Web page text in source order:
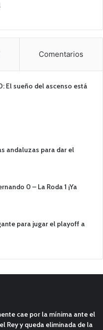
Comentarios
El sueño del ascenso está
andaluzas para dar el
0 – La Roda 1 ¡Ya
para jugar el playoff a
cae por la mínima ante el
Rey y queda eliminada de la